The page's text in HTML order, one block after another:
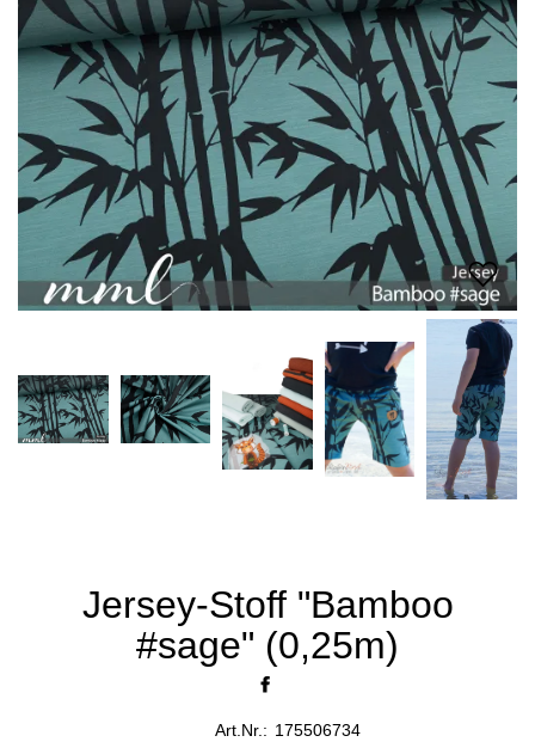
Jersey-Stoff "Bamboo
#sage" (0,25m)
Art.Nr.: 175506734